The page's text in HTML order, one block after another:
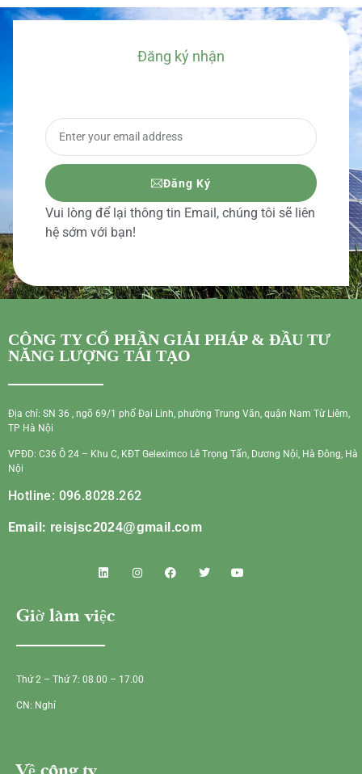
Đăng ký nhận
Đăng Ký
Vui lòng để lại thông tin Email, chúng tôi sẽ liên
hệ sớm với bạn!
CÔNG TY CỔ PHẦN GIẢI PHÁP & ĐẦU TƯ
NĂNG LƯỢNG TÁI TẠO
Địa chỉ: SN 36 , ngõ 69/1 phố Đại Linh, phường Trung Văn, quận Nam Từ Liêm,
TP Hà Nội
VPĐD: C36 Ô 24 – Khu C, KĐT Geleximco Lê Trọng Tấn, Dương Nội, Hà Đông, Hà
Nội
Hotline: 096.8028.262
Email: reisjsc2024@gmail.com
Giờ làm việc
Thứ 2 – Thứ 7: 08.00 – 17.00
CN: Nghỉ